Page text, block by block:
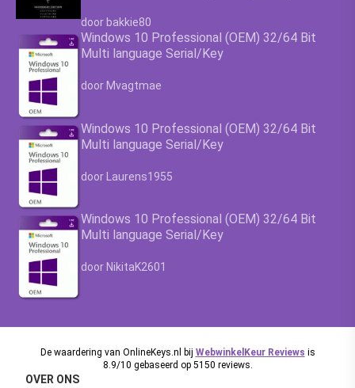
Waardering4.63
door bakkie80
Windows 10 Professional (OEM) 32/64 Bit
Multi language Serial/Key
Waardering4.63
door Mvagtmae
Windows 10 Professional (OEM) 32/64 Bit
Multi language Serial/Key
Waardering4.63uit 5
door Laurens1955
Windows 10 Professional (OEM) 32/64 Bit
Multi language Serial/Key
Waardering4.63
door NikitaK2601
De waardering van OnlineKeys.nl bij WebwinkelKeur Reviews is
8.9/10 gebaseerd op 5150 reviews.
OVER ONS